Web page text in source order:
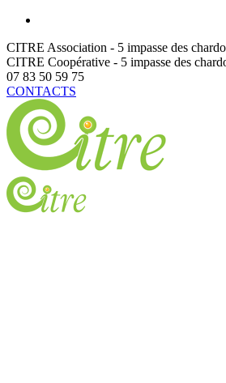
CITRE Association - 5 impasse des
CITRE Coopérative - 5 impasse des
07 83 50 59 75
CONTACTS